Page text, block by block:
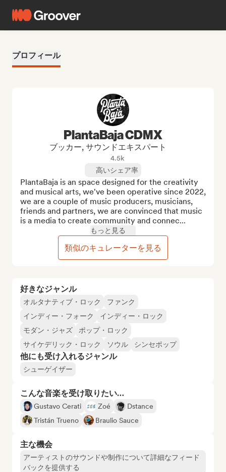
プロフィール
好きなジャンル
オルタナティブ・ロック
ファンク
インディー・フォーク
インディー・ロック
モダン・ジャズ
ポップ・ロック
サイケデリック・ロック
ソウル シンセポップ
他にも受け入れるジャンル
シューゲイザー
こんな音楽を受け取りたい…
Gustavo Cerati Zoé
Dstance
Tristán Trueno
Braulio Sauce
主な機会
アーティストのサウンドや制作について詳細なフィード
バックを提供する
PlantaBaja CDMX
ブッカー, サウンドエキスパート
4.5k
高いシェア率
PlantaBaja is an space designed for the creativity
and musical arts, we've been operative since 2022,
we are a couple of music producers, musicians,
friends and partners, we are convinced that music
is a media to create community and connec...
もっと見る
類似のキュレーターを見る